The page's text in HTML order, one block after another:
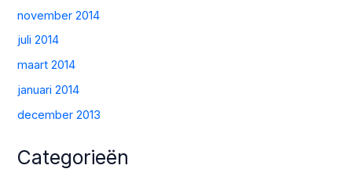
november 2014
juli 2014
maart 2014
januari 2014
december 2013
Categorieën